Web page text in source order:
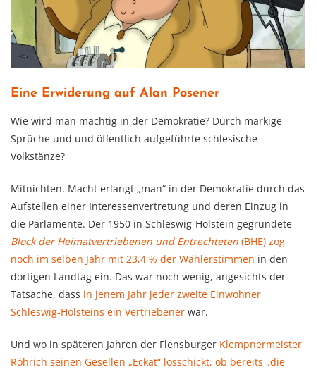
Eine Erwiderung auf Alan Posener
Wie wird man mächtig in der Demokratie? Durch markige
Sprüche und und öffentlich aufgeführte schlesische
Volkstänze?
Mitnichten. Macht erlangt „man“ in der Demokratie durch das
Aufstellen einer Interessenvertretung und deren Einzug in
die Parlamente. Der 1950 in Schleswig-Holstein gegründete
Block der Heimatvertriebenen und Entrechteten (BHE) zog
noch im selben Jahr mit 23,4 % der Wählerstimmen in den
dortigen Landtag ein. Das war noch wenig, angesichts der
Tatsache, dass in jenem Jahr jeder zweite Einwohner
Schleswig-Holsteins ein Vertriebener war.
Und wo in späteren Jahren der Flensburger Klempnermeister
Röhrich seinen Gesellen „Eckat“ losschickt, ob bereits „die